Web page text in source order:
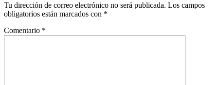
Tu dirección de correo electrónico no será publicada. Los campos
obligatorios están marcados con *
Comentario *